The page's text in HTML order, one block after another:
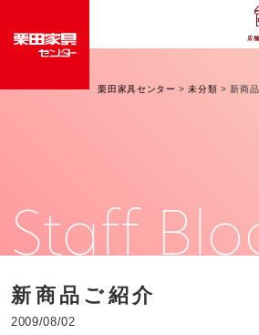
店
栗田家具センター >未分類 >新商
Staff
新商品ご紹介
2009/08/02